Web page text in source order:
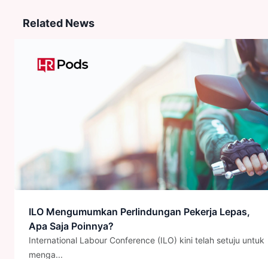
Related News
ILO Mengumumkan Perlindungan Pekerja Lepas,
Apa Saja Poinnya?
International Labour Conference (ILO) kini telah setuju untuk
menga...